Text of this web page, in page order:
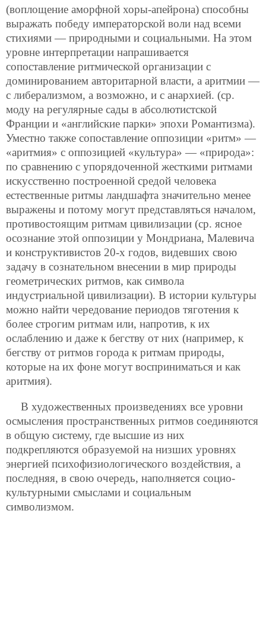
(воплощение аморфной хоры-апейрона) способны
выражать победу императорской воли над всеми
стихиями — природными и социальными. На этом
уровне интерпретации напрашивается
сопоставление ритмической организации с
доминированием авторитарной власти, а аритмии —
с либерализмом, а возможно, и с анархией. (ср.
моду на регулярные сады в абсолютистской
Франции и «английские парки» эпохи Романтизма).
Уместно также сопоставление оппозиции «ритм» —
«аритмия» с оппозицией «культура» — «природа»:
по сравнению с упорядоченной жесткими ритмами
искусственно построенной средой человека
естественные ритмы ландшафта значительно менее
выражены и потому могут представляться началом,
противостоящим ритмам цивилизации (ср. ясное
осознание этой оппозиции у Мондриана, Малевича
и конструктивистов 20-х годов, видевших свою
задачу в сознательном внесении в мир природы
геометрических ритмов, как символа
индустриальной цивилизации). В истории культуры
можно найти чередование периодов тяготения к
более строгим ритмам или, напротив, к их
ослаблению и даже к бегству от них (например, к
бегству от ритмов города к ритмам природы,
которые на их фоне могут восприниматься и как
аритмия).
В художественных произведениях все уровни
осмысления пространственных ритмов соединяются
в общую систему, где высшие из них
подкрепляются образуемой на низших уровнях
энергией психофизиологического воздействия, а
последняя, в свою очередь, наполняется социо-
культурными смыслами и социальным
символизмом.